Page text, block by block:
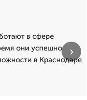
в сфере
они успешно
в Краснодаре
›